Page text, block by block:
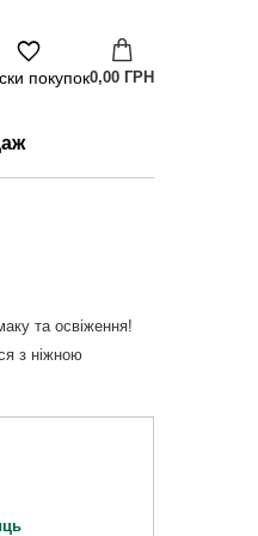
покупок0,00 ГРН
та освіження!
з ніжною